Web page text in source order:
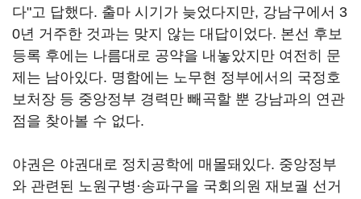
다"고 답했다. 출마 시기가 늦었다지만, 강남구에서 3
0년 거주한 것과는 맞지 않는 대답이었다. 본선 후보
등록 후에는 나름대로 공약을 내놓았지만 여전히 문
제는 남아있다. 명함에는 노무현 정부에서의 국정호
보처장 등 중앙정부 경력만 빼곡할 뿐 강남과의 연관
점을 찾아볼 수 없다.
야권은 야권대로 정치공학에 매몰돼있다. 중앙정부
와 관련된 노원구병·송파구을 국회의원 재보궐 선거